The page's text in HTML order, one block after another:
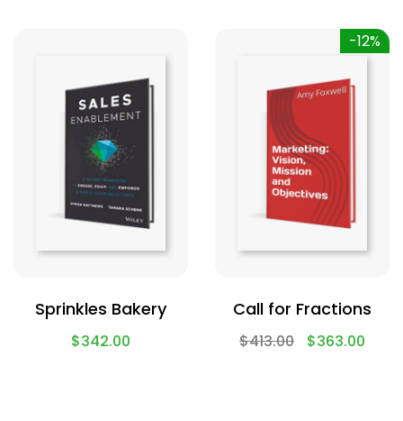
Sprinkles Bakery
$342.00
-12%
Call for Fractions
$413.00 $363.00